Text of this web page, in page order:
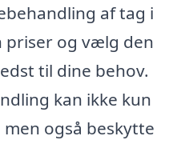
af tag i
priser og vælg den
til dine behov.
kan ikke kun
også beskytte